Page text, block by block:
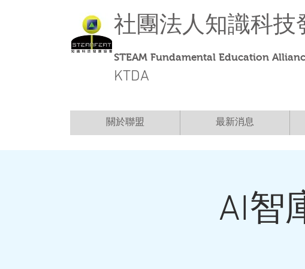
社團法人知識科技
STEAM Fundamental Education
KTDA
關於聯盟 最新消息
AI智